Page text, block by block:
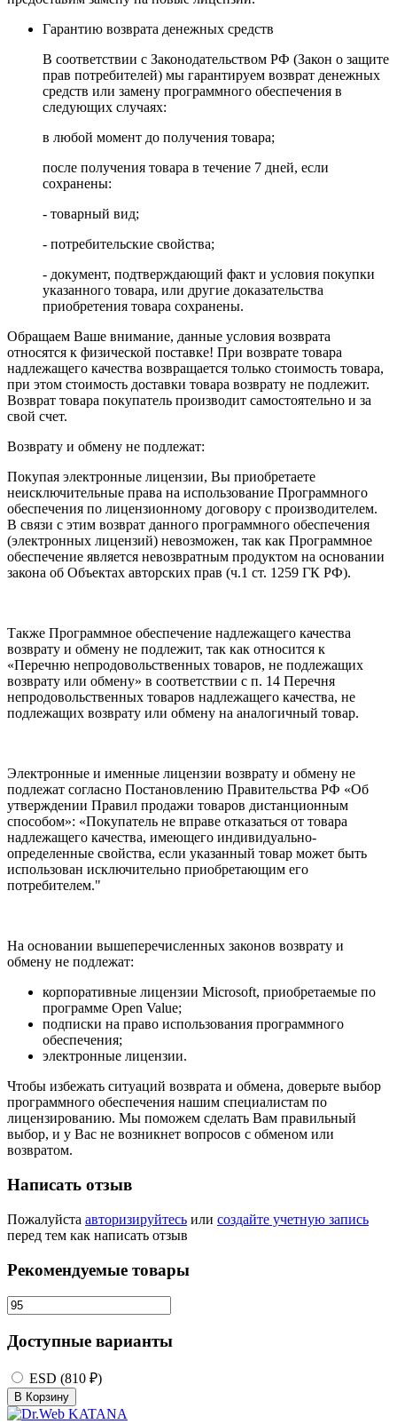
Гарантию возврата денежных средств
В соответствии с Законодательством РФ (Закон о защите
прав потребителей) мы гарантируем возврат денежных
средств или замену программного обеспечения в
следующих случаях:
в любой момент до получения товара;
после получения товара в течение 7 дней, если
сохранены:
- товарный вид;
- потребительские свойства;
- документ, подтверждающий факт и условия покупки
указанного товара, или другие доказательства
приобретения товара сохранены.
Обращаем Ваше внимание, данные условия возврата
относятся к физической поставке! При возврате товара
надлежащего качества возвращается только стоимость товара,
при этом стоимость доставки товара возврату не подлежит.
Возврат товара покупатель производит самостоятельно и за
свой счет.
Возврату и обмену не подлежат:
Покупая электронные лицензии, Вы приобретаете
неисключительные права на использование Программного
обеспечения по лицензионному договору с производителем.
В связи с этим возврат данного программного обеспечения
(электронных лицензий) невозможен, так как Программное
обеспечение является невозвратным продуктом на основании
закона об Объектах авторских прав (ч.1 ст. 1259 ГК РФ).
Также Программное обеспечение надлежащего качества
возврату и обмену не подлежит, так как относится к
«Перечню непродовольственных товаров, не подлежащих
возврату или обмену» в соответствии с п. 14 Перечня
непродовольственных товаров надлежащего качества, не
подлежащих возврату или обмену на аналогичный товар.
Электронные и именные лицензии возврату и обмену не
подлежат согласно Постановлению Правительства РФ «Об
утверждении Правил продажи товаров дистанционным
способом»: «Покупатель не вправе отказаться от товара
надлежащего качества, имеющего индивидуально-
определенные свойства, если указанный товар может быть
использован исключительно приобретающим его
потребителем."
На основании вышеперечисленных законов возврату и
обмену не подлежат:
корпоративные лицензии Microsoft, приобретаемые по
программе Open Value;
подписки на право использования программного
обеспечения;
электронные лицензии.
Чтобы избежать ситуаций возврата и обмена, доверьте выбор
программного обеспечения нашим специалистам по
лицензированию. Мы поможем сделать Вам правильный
выбор, и у Вас не возникнет вопросов с обменом или
возвратом.
Написать отзыв
Пожалуйста авторизируйтесь или создайте учетную запись
перед тем как написать отзыв
Рекомендуемые товары
Доступные варианты
ESD (810 ₽)
В Корзину